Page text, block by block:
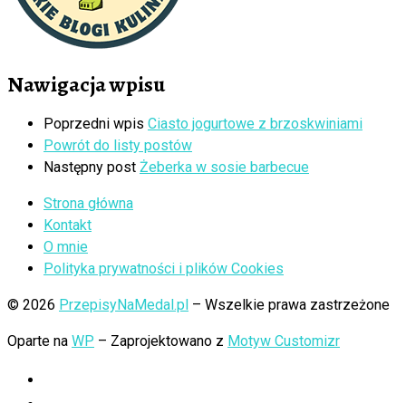
Nawigacja wpisu
Poprzedni wpis Ciasto jogurtowe z brzoskwiniami
Powrót do listy postów
Następny post Żeberka w sosie barbecue
Strona główna
Kontakt
O mnie
Polityka prywatności i plików Cookies
© 2026 PrzepisyNaMedal.pl – Wszelkie prawa zastrzeżone
Oparte na WP – Zaprojektowano z Motyw Customizr